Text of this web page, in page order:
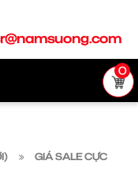
0
GIÁ SALE CỰC